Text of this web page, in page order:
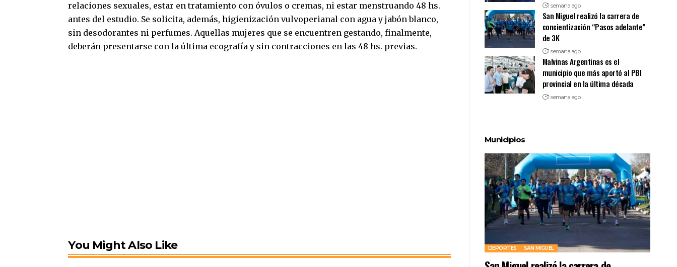
relaciones sexuales, estar en tratamiento con óvulos o cremas, ni estar menstruando 48 hs.
antes del estudio. Se solicita, además, higienización vulvoperianal con agua y jabón blanco,
sin desodorantes ni perfumes. Aquellas mujeres que se encuentren gestando, finalmente,
deberán presentarse con la última ecografía y sin contracciones en las 48 hs. previas.
You Might Also Like
1 semana ago
San Miguel realizó la carrera de
concientización “Pasos adelante”
de 3K
1 semana ago
Malvinas Argentinas es el
municipio que más aportó al PBI
provincial en la última década
1 semana ago
Municipios
DEPORTES SAN MIGUEL